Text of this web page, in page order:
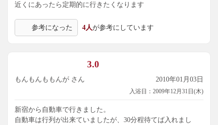
近くにあったら定期的に行きたくなります
参考になった 4人が参考にしています
3.0
もんもんももんが さん 2010年01月03日
入浴日：2009年12月31日(木)
新宿から自動車で行きました。
自動車は行列が出来ていましたが、30分程待てば入れまし